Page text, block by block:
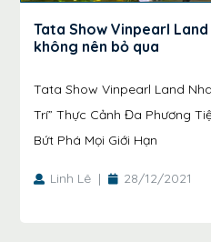
Tata Show Vinpearl Land Nha
không nên bỏ qua
Tata Show Vinpearl Land
Trí” Thực Cảnh Đa Phương
Bứt Phá Mọi Giới Hạn
Linh Lê | 28/12/2021